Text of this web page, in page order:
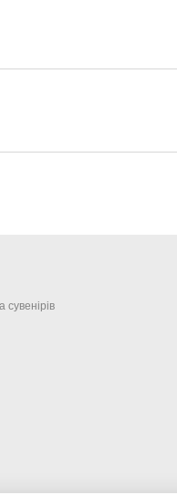
сувенірів